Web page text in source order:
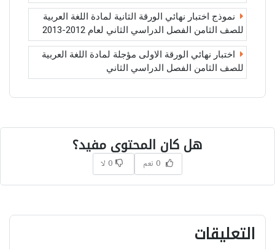
نموذج اختبار نهائي الورقة الثانية لمادة اللغة العربية
للصف الثامن الفصل الدراسي الثاني لعام 2012-2013
اختبار نهائي الورقة الاولى مؤجلة لمادة اللغة العربية
للصف الثامن الفصل الدراسي الثاني
هل كان المحتوى مفيد؟
0 نعم 0 لا
التعليقات